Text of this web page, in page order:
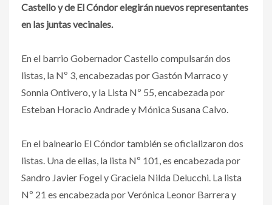
Castello y de El Cóndor elegirán nuevos representantes
en las juntas vecinales.
En el barrio Gobernador Castello compulsarán dos
listas, la Nº 3, encabezadas por Gastón Marraco y
Sonnia Ontivero, y la Lista Nº 55, encabezada por
Esteban Horacio Andrade y Mónica Susana Calvo.
En el balneario El Cóndor también se oficializaron dos
listas. Una de ellas, la lista Nº 101, es encabezada por
Sandro Javier Fogel y Graciela Nilda Delucchi. La lista
Nº 21 es encabezada por Verónica Leonor Barrera y